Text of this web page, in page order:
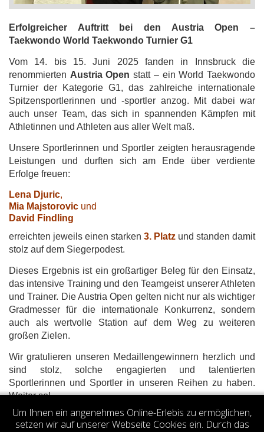
Erfolgreicher Auftritt bei den Austria Open –
Taekwondo World Taekwondo Turnier G1
Vom 14. bis 15. Juni 2025 fanden in Innsbruck die
renommierten Austria Open statt – ein World Taekwondo
Turnier der Kategorie G1, das zahlreiche internationale
Spitzensportlerinnen und -sportler anzog. Mit dabei war
auch unser Team, das sich in spannenden Kämpfen mit
Athletinnen und Athleten aus aller Welt maß.
Unsere Sportlerinnen und Sportler zeigten herausragende
Leistungen und durften sich am Ende über verdiente
Erfolge freuen:
Lena Djuric,
Mia Majstorovic und
David Findling
erreichten jeweils einen starken 3. Platz und standen damit
stolz auf dem Siegerpodest.
Dieses Ergebnis ist ein großartiger Beleg für den Einsatz,
das intensive Training und den Teamgeist unserer Athleten
und Trainer. Die Austria Open gelten nicht nur als wichtiger
Gradmesser für die internationale Konkurrenz, sondern
auch als wertvolle Station auf dem Weg zu weiteren
großen Zielen.
Wir gratulieren unseren Medaillengewinnern herzlich und
sind stolz, solche engagierten und talentierten
Sportlerinnen und Sportler in unseren Reihen zu haben.
Weiter so!
Votes 5.00 (1 vote)
Um Ihnen ein angenehmes Online-Erlebis zu ermöglichen,
setzen wir auf unserer Webseite Cookies ein. Durch das